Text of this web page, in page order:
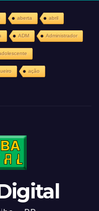
aberta abril
ADM Administrador
ação